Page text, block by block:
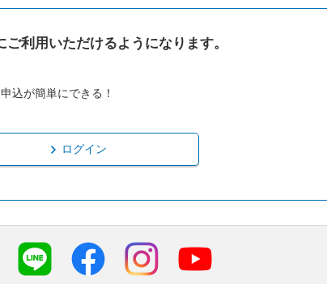
利用いただけるようになります。
申込が簡単にできる！
ログイン